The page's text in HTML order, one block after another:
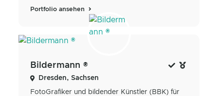
Portfolio ansehen
Bildermann ®
Dresden, Sachsen
FotoGrafiker und bildender Künstler (BBK) für